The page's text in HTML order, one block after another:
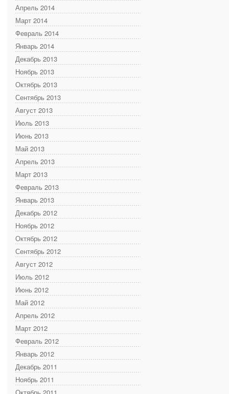
Апрель 2014
Март 2014
Февраль 2014
Январь 2014
Декабрь 2013
Ноябрь 2013
Октябрь 2013
Сентябрь 2013
Август 2013
Июль 2013
Июнь 2013
Май 2013
Апрель 2013
Март 2013
Февраль 2013
Январь 2013
Декабрь 2012
Ноябрь 2012
Октябрь 2012
Сентябрь 2012
Август 2012
Июль 2012
Июнь 2012
Май 2012
Апрель 2012
Март 2012
Февраль 2012
Январь 2012
Декабрь 2011
Ноябрь 2011
Октябрь 2011